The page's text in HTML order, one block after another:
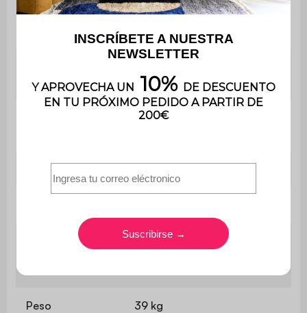
pequeños
poliuretano (16 kg/m³)
asiento
Flexible
Uso doméstico solamente
El montaje es muy sencillo,
Peso 39 kg